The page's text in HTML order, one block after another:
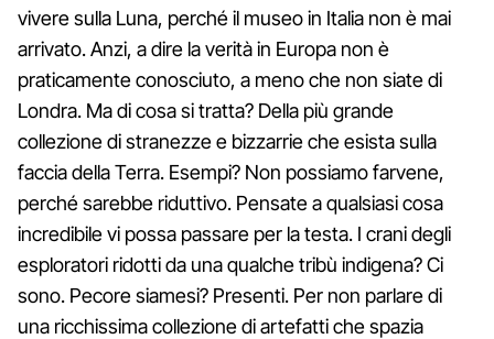
vivere sulla Luna, perché il museo in Italia non è mai
arrivato. Anzi, a dire la verità in Europa non è
praticamente conosciuto, a meno che non siate di
Londra. Ma di cosa si tratta? Della più grande
collezione di stranezze e bizzarrie che esista sulla
faccia della Terra. Esempi? Non possiamo farvene,
perché sarebbe riduttivo. Pensate a qualsiasi cosa
incredibile vi possa passare per la testa. I crani degli
esploratori ridotti da una qualche tribù indigena? Ci
sono. Pecore siamesi? Presenti. Per non parlare di
una ricchissima collezione di artefatti che spazia